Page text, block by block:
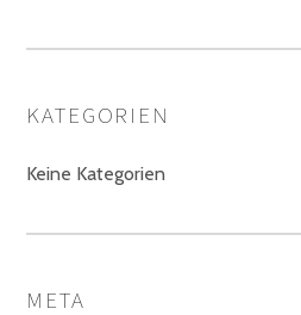
KATEGORIEN
Keine Kategorien
META